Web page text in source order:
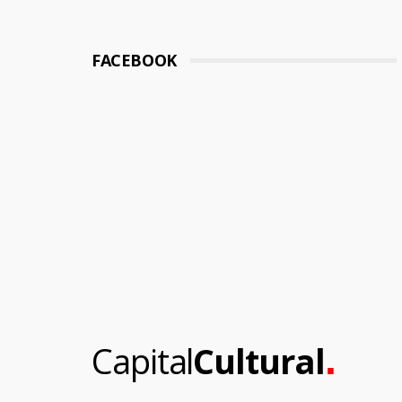
FACEBOOK
CapitalCultural.